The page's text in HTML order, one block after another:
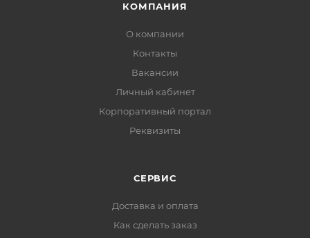
КОМПАНИЯ
О компании
Контакты
Вакансии
Личный кабинет
Корпоративный портал
Реквизиты
СЕРВИС
Доставка и оплата
Как сделать заказ